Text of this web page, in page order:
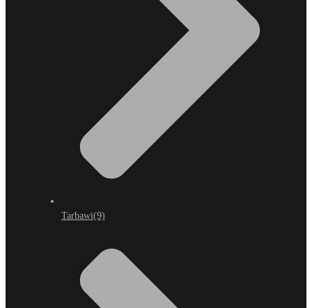
Tarbawi(9)